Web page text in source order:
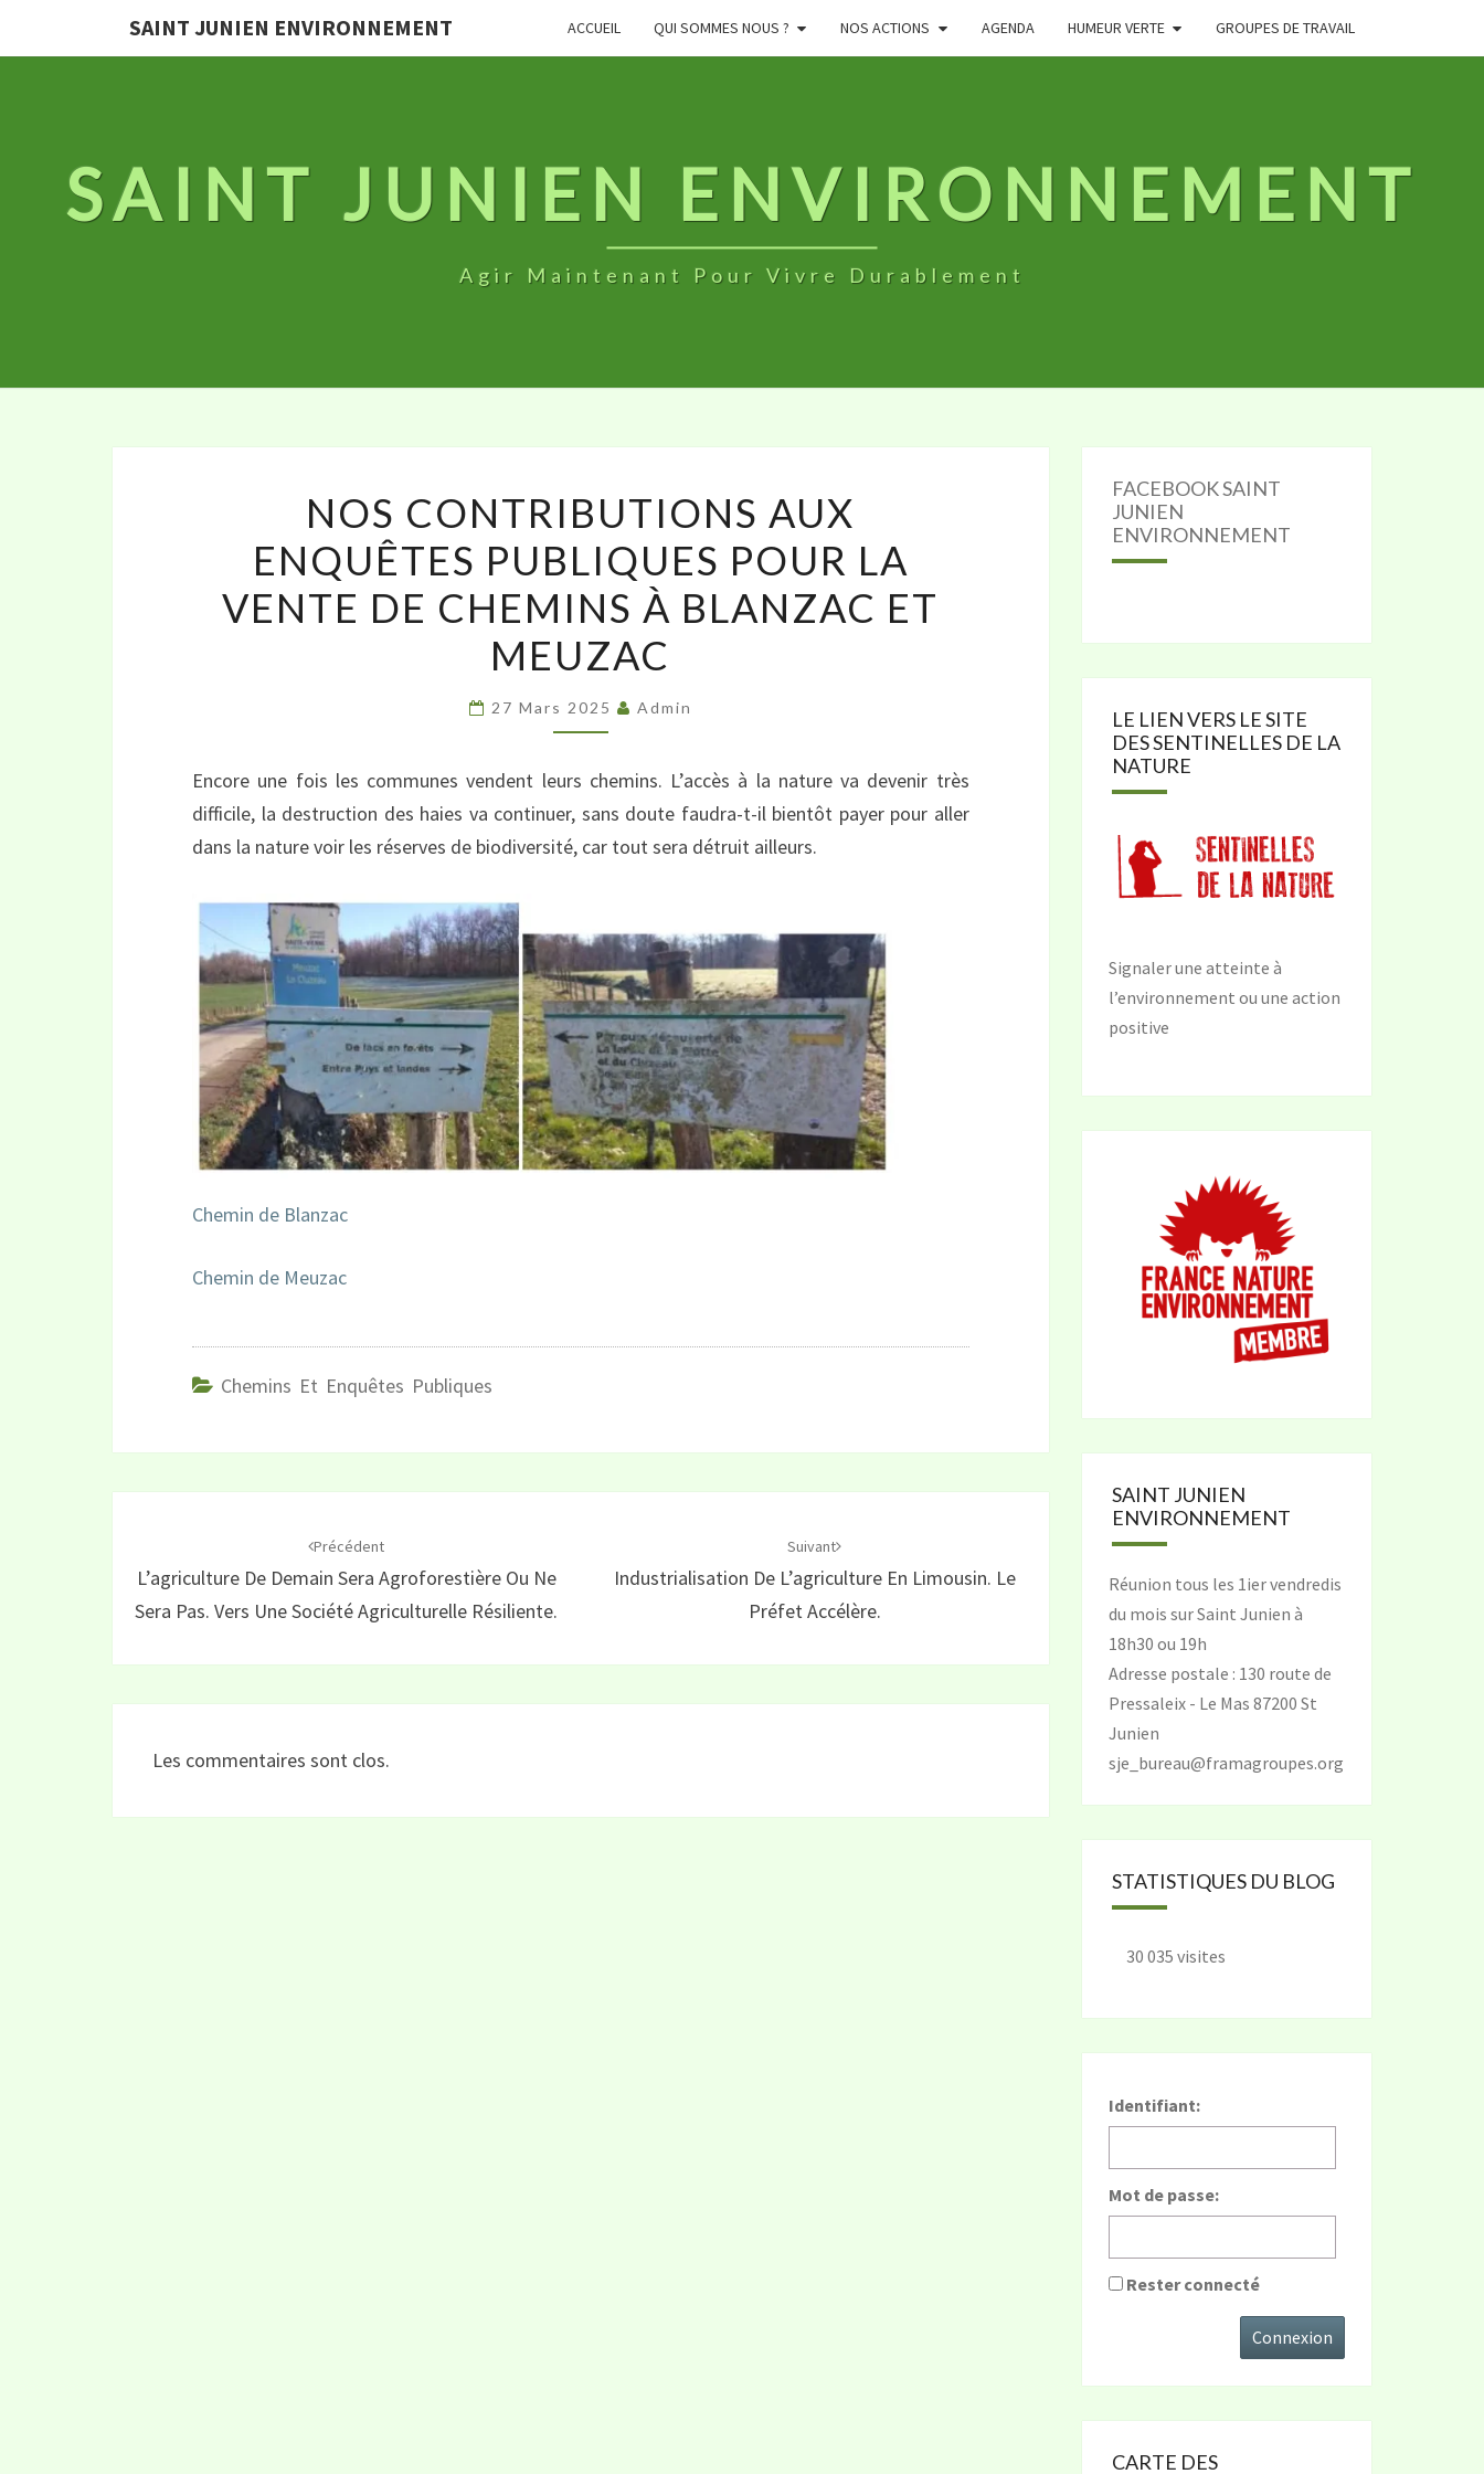
SAINT JUNIEN ENVIRONNEMENT ACCUEIL QUI SOMMES NOUS ? NOS ACTIONS AGENDA HUMEUR VERTE GROUPES DE TRAVAIL
SAINT JUNIEN ENVIRONNEMENT
Agir Maintenant Pour Vivre Durablement
CONTRIBUTIONS
AUX
ENQUÊTES
PUBLIQUES
POUR
VENTE
CHEMINS
À
BLANZAC
NOS CONTRIBUTIONS AUX
ENQUÊTES PUBLIQUES POUR LA
VENTE DE CHEMINS À BLANZAC ET
MEUZAC
27 Mars 2025 Admin
Encore une fois les communes vendent leurs chemins. L’accès à la nature va devenir très
difficile, la destruction des haies va continuer, sans doute faudra-t-il bientôt payer pour aller
dans la nature voir les réserves de biodiversité, car tout sera détruit ailleurs.
Chemin de Blanzac
Chemin de Meuzac
Chemins Et Enquêtes Publiques
Précédent
L’agriculture De Demain Sera Agroforestière Ou Ne
Sera Pas. Vers Une Société Agriculturelle Résiliente.
Suivant
Industrialisation De L’agriculture En Limousin. Le
Préfet Accélère.
Les commentaires sont clos.
FACEBOOK SAINT
JUNIEN
ENVIRONNEMENT
LE LIEN VERS LE SITE
DES SENTINELLES DE LA
NATURE
Signaler une atteinte à
l’environnement ou une action
positive
SAINT JUNIEN
ENVIRONNEMENT
Réunion tous les 1ier vendredis
du mois sur Saint Junien à
18h30 ou 19h
Adresse postale : 130 route de
Pressaleix - Le Mas 87200 St
Junien
sje_bureau@framagroupes.org
STATISTIQUES DU BLOG
30 035 visites
Identifiant:
Mot de passe:
Rester connecté
Connexion
CARTE DES